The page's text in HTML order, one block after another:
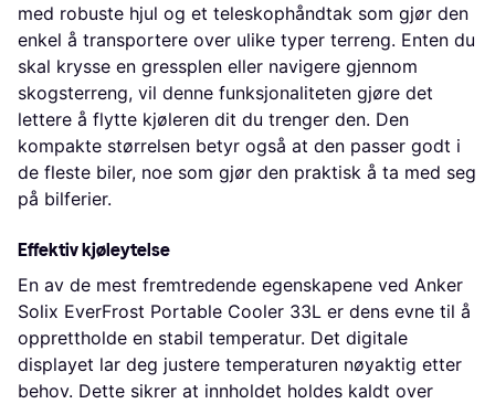
med robuste hjul og et teleskophåndtak som gjør den
enkel å transportere over ulike typer terreng. Enten du
skal krysse en gressplen eller navigere gjennom
skogsterreng, vil denne funksjonaliteten gjøre det
lettere å flytte kjøleren dit du trenger den. Den
kompakte størrelsen betyr også at den passer godt i
de fleste biler, noe som gjør den praktisk å ta med seg
på bilferier.
Effektiv kjøleytelse
En av de mest fremtredende egenskapene ved Anker
Solix EverFrost Portable Cooler 33L er dens evne til å
opprettholde en stabil temperatur. Det digitale
displayet lar deg justere temperaturen nøyaktig etter
behov. Dette sikrer at innholdet holdes kaldt over